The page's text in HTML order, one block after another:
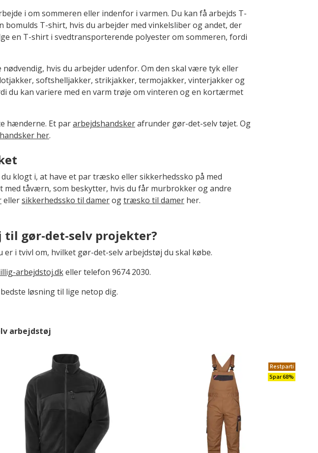
i om sommeren eller indenfor i varmen. Du kan få arbejds T-
T-shirt, hvis du arbejder med vinkelsliber og andet, der
en T-shirt i svedtransporterende polyester om sommeren, fordi
hvis du arbejder udenfor. Om den skal være tyk eller
softshelljakker, strikjakker, termojakker, vinterjakker og
du kan variere med en varm trøje om vinteren og en kortærmet
hænderne. Et pararbejdshandskerafrunder gør-det-selv tøjet. Og
her.
klogt i, at have et par træsko eller sikkerhedssko på med
tåværn, som beskytter, hvis du får murbrokker og andre
ellersikkerhedssko til damerogtræsko til damer her.
til gør-det-selv projekter?
i tvivl om, hvilket gør-det-selv arbejdstøj du skal købe.
arbejdstoj.dkeller telefon 9674 2030.
løsning til lige netop dig.
arbejdstøj
Restparti
Spar 68%